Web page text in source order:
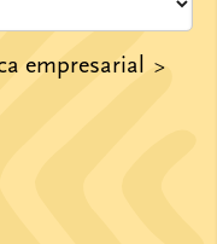
empresarial